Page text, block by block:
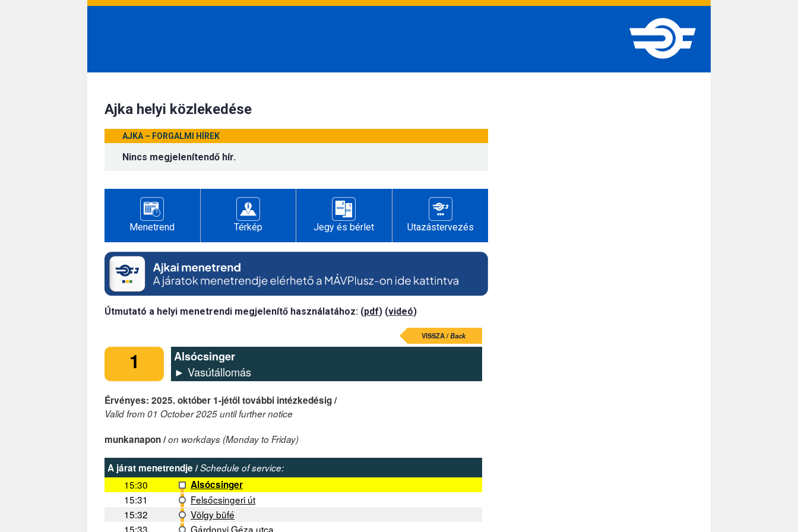
Ajka helyi közlekedése
AJKA – FORGALMI HÍREK
Nincs megjelenítendő hír.
Menetrend Térkép Jegy és bérlet Utazástervezés
Útmutató a helyi menetrendi megjelenítő használatához: (pdf) (videó)
VISSZA /Back
1
Alsócsinger
► Vasútállomás
Érvényes: 2025. október 1-jétől további intézkedésig /
Valid from 01 October 2025 until further notice
munkanapon /on workdays (Monday to Friday)
A járat menetrendje /Schedule of service:
15:30
Alsócsinger
15:31
Felsőcsingeri út
15:32
Völgy büfé
15:33
Gárdonyi Géza utca